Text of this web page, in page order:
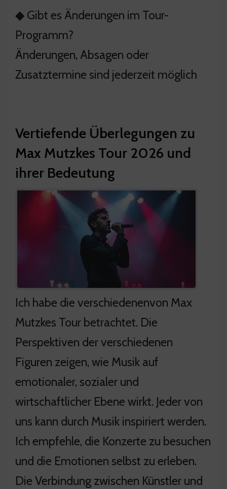
◆ Gibt es Änderungen im Tour-
Programm?
Änderungen, Absagen oder
Zusatztermine sind jederzeit möglich
Vertiefende Überlegungen zu
Max Mutzkes Tour 2026 und
ihrer Bedeutung
Ich habe die verschiedenenvon Max
Mutzkes Tour betrachtet. Die
Perspektiven der verschiedenen
Figuren zeigen, wie Musik auf
emotionaler, sozialer und
wirtschaftlicher Ebene wirkt. Jeder von
uns kann durch Musik inspiriert werden.
Ich empfehle, die Konzerte zu besuchen
und die Emotionen selbst zu erleben.
Die Verbindung zwischen Künstler und